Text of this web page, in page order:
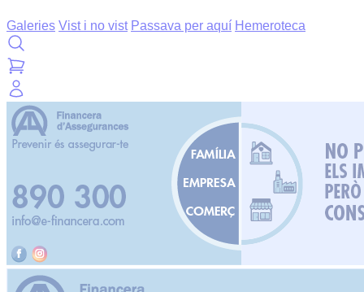
Galeries Vist i no vist Passava per aquí Hemeroteca